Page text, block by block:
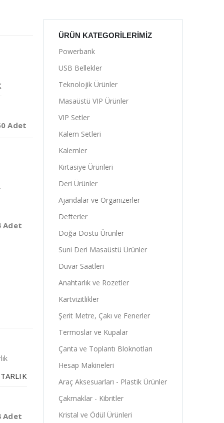
Adet
Adet
Adet
ÜRÜN KATEGORILERIMIZ
Powerbank
USB Bellekler
Teknolojik Ürünler
Masaüstü VIP Ürünler
VIP Setler
Kalem Setleri
Kalemler
Kırtasiye Ürünleri
Deri Ürünler
Ajandalar ve Organizerler
Defterler
Doğa Dostu Ürünler
Suni Deri Masaüstü Ürünler
Duvar Saatleri
Anahtarlık ve Rozetler
Kartvizitlikler
Şerit Metre, Çakı ve Fenerler
Termoslar ve Kupalar
Çanta ve Toplantı Bloknotları
Hesap Makineleri
Araç Aksesuarları - Plastik Ürünler
Çakmaklar - Kibritler
Kristal ve Ödül Ürünleri